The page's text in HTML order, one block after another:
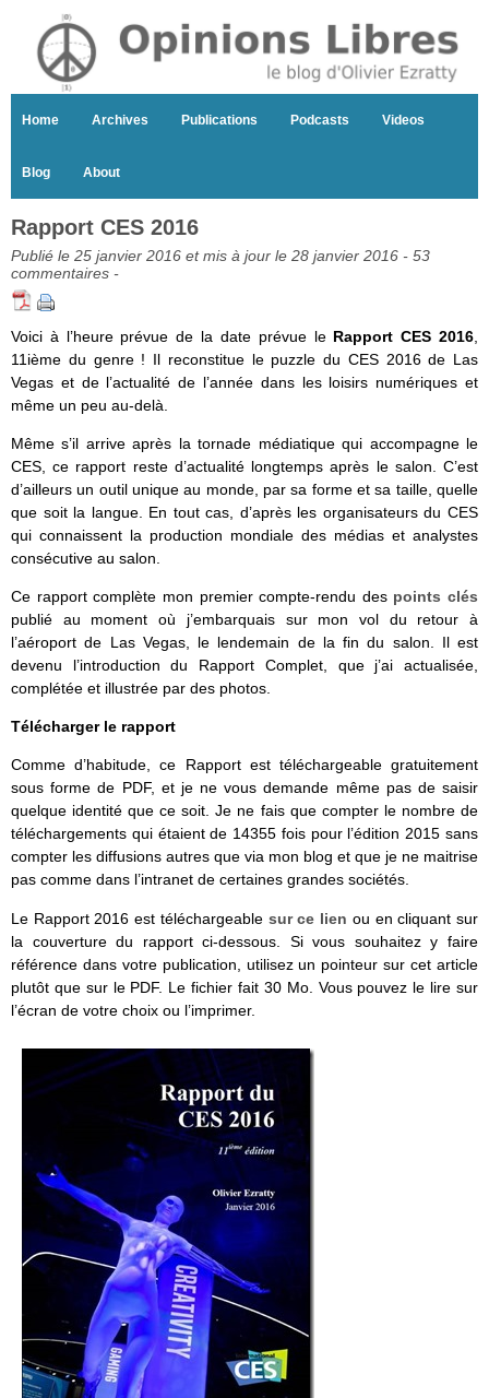
Home Archives Publications Podcasts Videos
Blog About
Rapport CES 2016
Publié le 25 janvier 2016 et mis à jour le 28 janvier 2016 - 53
commentaires -
Voici à l’heure prévue de la date prévue le Rapport CES 2016
11ième du genre ! Il reconstitue le puzzle du CES 2016 de Las
Vegas et de l’actualité de l’année dans les loisirs numériques et
même un peu au-delà.
Même s’il arrive après la tornade médiatique qui accompagne le
CES, ce rapport reste d’actualité longtemps après le salon. C’est
d’ailleurs un outil unique au monde, par sa forme et sa taille, quelle
que soit la langue. En tout cas, d’après les organisateurs du CES
qui connaissent la production mondiale des médias et analystes
consécutive au salon.
Ce rapport complète mon premier compte-rendu des points clés
publié au moment où j’embarquais sur mon vol du retour à
l’aéroport de Las Vegas, le lendemain de la fin du salon. Il est
devenu l’introduction du Rapport Complet, que j’ai actualisée,
complétée et illustrée par des photos.
Télécharger le rapport
Comme d’habitude, ce Rapport est téléchargeable gratuitement
sous forme de PDF, et je ne vous demande même pas de saisir
quelque identité que ce soit. Je ne fais que compter le nombre de
téléchargements qui étaient de 14355 fois pour l’édition 2015 sans
compter les diffusions autres que via mon blog et que je ne maitrise
pas comme dans l’intranet de certaines grandes sociétés.
Le Rapport 2016 est téléchargeable sur ce lien ou en cliquant sur
la couverture du rapport ci-dessous. Si vous souhaitez y faire
référence dans votre publication, utilisez un pointeur sur cet article
plutôt que sur le PDF. Le fichier fait 30 Mo. Vous pouvez le lire sur
l’écran de votre choix ou l’imprimer.